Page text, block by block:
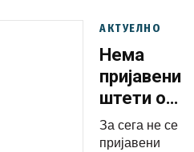
АКТУЕЛНО
Нема
пријавени
штети од
што го
За сега не се
пријавени